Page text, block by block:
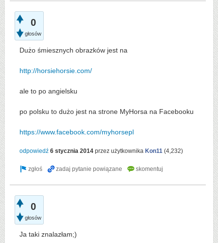
0
głosów
Dużo śmiesznych obrazków jest na
http://horsiehorsie.com/
ale to po angielsku
po polsku to dużo jest na strone MyHorsa na Facebooku
https://www.facebook.com/myhorsepl
odpowiedź 6 stycznia 2014 przez użytkownika Kon11 (4,232)
0
głosów
Ja taki znalazłam;)